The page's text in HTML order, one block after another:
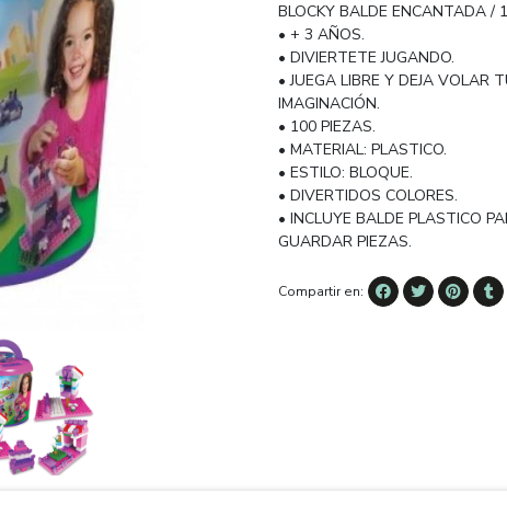
BLOCKY BALDE ENCANTADA /
• + 3 AÑOS.
• DIVIERTETE JUGANDO.
• JUEGA LIBRE Y DEJA VOLAR
IMAGINACIÓN.
• 100 PIEZAS.
• MATERIAL: PLASTICO.
• ESTILO: BLOQUE.
• DIVERTIDOS COLORES.
• INCLUYE BALDE PLASTICO
GUARDAR PIEZAS.
Compartir en: